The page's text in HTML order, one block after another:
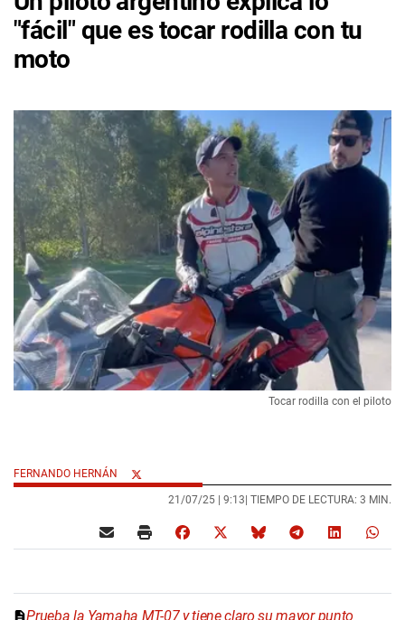
"fácil" que es tocar rodilla con tu
moto
Tocar rodilla con el piloto
FERNANDO HERNÁN
21/07/25 | 9:13| TIEMPO DE LECTURA: 3 MIN.
Prueba la Yamaha MT-07 y tiene claro su mayor punto